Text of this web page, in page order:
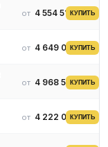
от 4 554 517 ₽КУПИТЬ
от 4 649 090 ₽
КУПИТЬ
от 4 968 594 ₽
КУПИТЬ
от 4 222 020 ₽
КУПИТЬ